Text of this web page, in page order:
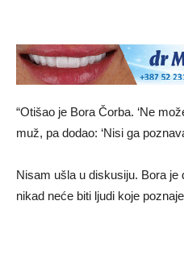
“Otišao je Bora Čorba. ‘Ne
muž, pa dodao: ‘Nisi ga
Nisam ušla u diskusiju. Bora
nikad neće biti ljudi koje